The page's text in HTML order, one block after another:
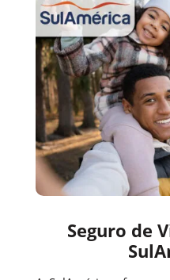
Seguro de